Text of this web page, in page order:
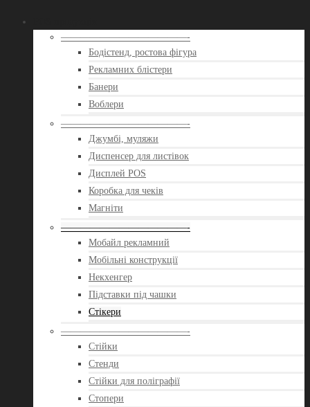
—————————————-
Бодістенд, ростова фігура
Рекламних блістери
Банери
Воблери
—————————————-
Джумбі, муляжи
Диспенсер для листівок
Дисплей POS
Коробка для чеків
Магніти
—————————————-
Мобайл рекламний
Мобільні конструкції
Некхенгер
Підставки під чашки
Стікери
—————————————-
Стійки
Стенди
Стійки для поліграфії
Стопери